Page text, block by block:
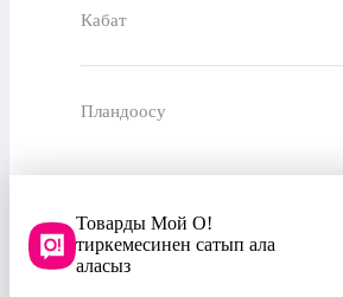
Кабат
Пландоосу
Товарды Мой О!
тиркемесинен сатып ала
аласыз